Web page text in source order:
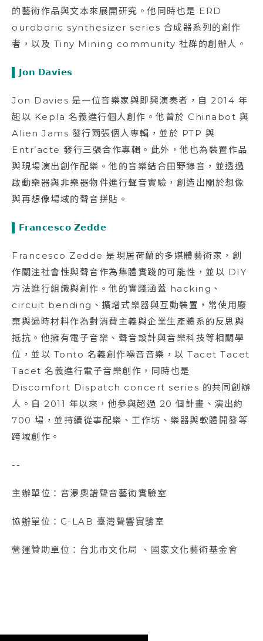
的藝術作品與文本來展開研究。他同時也是 ERD
ouroboric synthesizer series 合成器系列的創作
者，以及 Tiny Mining community 社群的創辦人。
▌𝗝𝗼𝗻 𝗗𝗮𝘃𝗶𝗲𝘀
Jon Davies 是一位音樂家與即興演奏者，自 2014 年
起以 Kepla 名義進行個人創作。他曾於 Chinabot 與
Alien Jams 發行兩張個人專輯，並於 PTP 與
Entr’acte 發行三張合作專輯。此外，他也為裝置作品
與現場演出創作配樂。他的音樂結合田野錄音，並透過
啟動樂器與非樂器物件進行聲音實驗，創造出關於想像
與再想像場域的聲音拼貼。
▌𝗙𝗿𝗮𝗻𝗰𝗲𝘀𝗰𝗼 𝗭𝗲𝗱𝗱𝗲
Francesco Zedde 是現居荷蘭的多媒體藝術家，創
作關注社會性與聲音作為集體實踐的可能性，並以 DIY
方法進行組織與創作。他的實踐涵蓋 hacking、
circuit bending、擴增式樂器與互動裝置，常使用廢
棄與過時材料作為對消費主義與企業生產體系的反思與
抵抗。他擁有電子音樂、聲音設計與音樂科技等相關學
位，並以 Tonto 名義創作噪音音樂，以 Tacet Tacet
Tacet 名義進行電子音樂創作，同時也是
Discomfort Dispatch concert series 的共同創辦
人。自 2011 年以來，他參與超過 20 個計畫、演出約
700 場，並持續從事配樂、工作坊、樂器與軟體開發等
跨域創作。
--
主辦單位：音瀑奧譜聲音藝術實驗室
協辦單位：C-LAB 臺灣聲響實驗室
營運贊助單位：台北市文化局 、國家文化藝術基金會